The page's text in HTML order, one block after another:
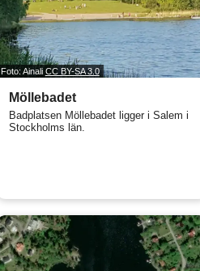
Foto: Ainali CC BY-SA 3.0
Möllebadet
Badplatsen Möllebadet ligger i Salem i
Stockholms län.